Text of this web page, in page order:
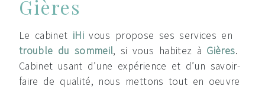
Gières
Le cabinet iHivous propose ses services en
trouble du sommeil, si vous habitez à Gières.
Cabinet usant d’une expérience et d’un savoir-
faire de qualité, nous mettons tout en oeuvre